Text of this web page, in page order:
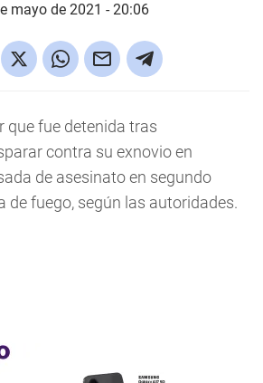
mayo de 2021 - 20:06
que fue detenida tras
contra su exnovio en
de asesinato en segundo
de fuego, según las autoridades.